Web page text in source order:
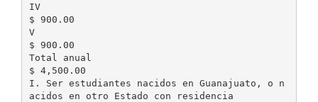
IV
$ 900.00
V
$ 900.00
Total anual
$ 4,500.00
I. Ser estudiantes nacidos en Guanajuato, o n
acidos en otro Estado con residencia